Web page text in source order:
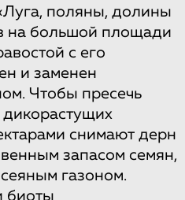
поляны, долины
на большой площади
с его
и заменен
Чтобы пресечь
дикорастущих
снимают дерн
запасом семян,
газоном.
биоты